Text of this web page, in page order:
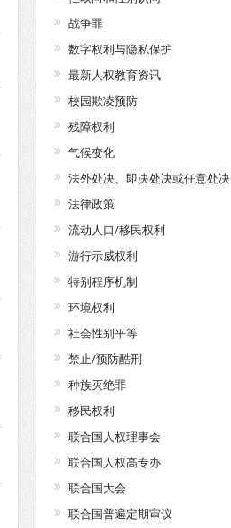
战争罪
数字权利与隐私保护
最新人权教育资讯
校园欺凌预防
残障权利
气候变化
法外处决、即决处决或任意处决
法律政策
流动人口/移民权利
游行示威权利
特别程序机制
环境权利
社会性别平等
禁止/预防酷刑
种族灭绝罪
移民权利
联合国人权理事会
联合国人权高专办
联合国大会
联合国普遍定期审议